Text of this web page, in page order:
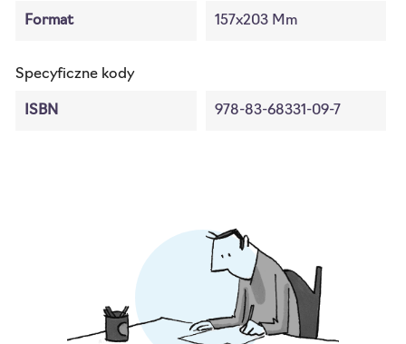
Format 157x203 Mm
Specyficzne kody
ISBN 978-83-68331-09-7